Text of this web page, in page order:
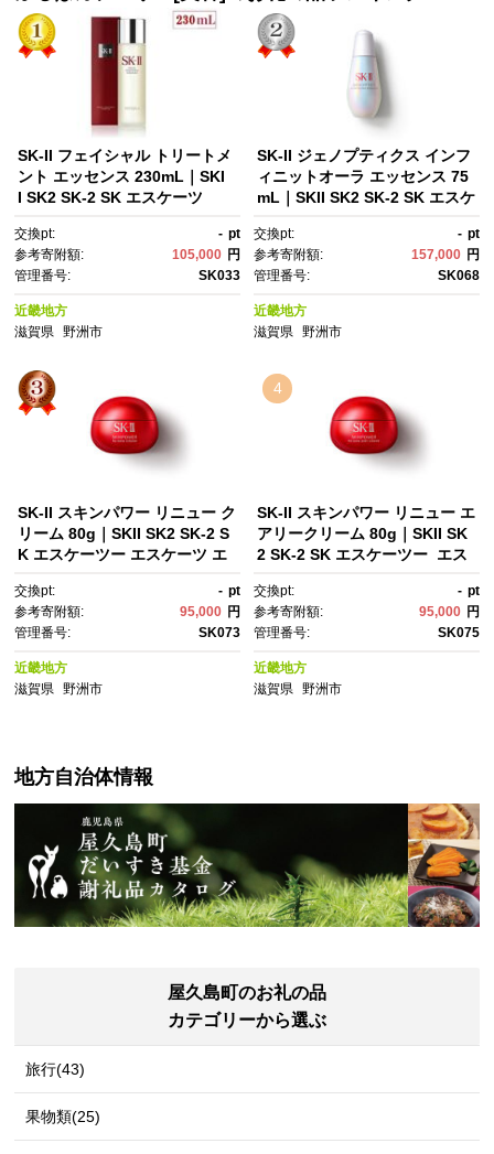
SK-II フェイシャル トリートメ
ント エッセンス 230mL｜SKI
I SK2 SK-2 SK エスケーツ
ラ スキンケア 化粧品 ｺｽﾒ フェ
イシャルトリートメントエッセ
ンス フェイシャルトリートメ
ント トリートメントエッセン
ス 化粧水｜
交換pt: - pt
参考寄附額:
105,000 円
管理番号:
SK033
近畿地方
滋賀県
野洲市
SK-II ジェノプティクス インフ
ィニットオーラ エッセンス 75
mL｜SKII SK2 SK-2 SK エスケ
テラ スキンケア 化粧品 コス
メ エッセンス ジェノプ 美容
液 美白 美白美容液 ホワイトニ
ング｜
交換pt: - pt
参考寄附額:
157,000 円
管理番号:
SK068
近畿地方
滋賀県 野洲市
SK-II スキンパワー リニュー ク
リーム 80g｜SKII SK2 SK-2 S
K エスケーツー エスケーツ エ
キンケア 化粧品 コスメ スキン
パワー リニュー クリーム 乳
液 美容乳液 美容 保湿乳液 保
湿 基礎化粧品｜
交換pt: - pt
参考寄附額:
95,000 円
管理番号:
SK073
近畿地方
滋賀県
野洲市
4
SK-II スキンパワー リニュー エ
アリークリーム 80g｜SKII SK
2 SK-2 SK エスケーツー エス
ンケア 化粧品 コスメ スキンパ
ワー リニュー エアリークリー
ム 乳液 美容乳液 美容 保湿乳
液 保湿 基礎化粧品｜
交換pt: - pt
参考寄附額:
95,000 円
管理番号:
SK075
近畿地方
滋賀県 野洲市
地方自治体情報
屋久島町のお礼の品
カテゴリーから選ぶ
旅行(43)
果物類(25)